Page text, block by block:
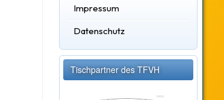
Impressum
Datenschutz
Tischpartner des TFVH